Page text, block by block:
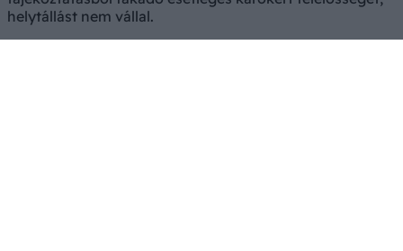
helytállást nem vállal.